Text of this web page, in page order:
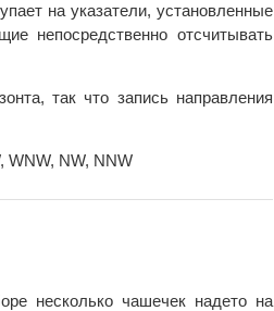
на указатели, установленные
непосредственно отсчитывать
так что запись направления
WNW, NW, NNW
несколько чашечек надето на